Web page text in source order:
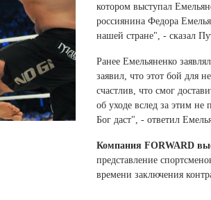
пуховики
и пуховики
пуховики
край (5)
(1)
МО (14)
котором выступал
россиянина Федора
нашей стране", - сказал
Ранее Емельяненко
заявил, что этот бой для
счастлив, что смог
об уходе вслед за этим
Бог даст", - ответил
Компания FORWARD
представление
времени заключения